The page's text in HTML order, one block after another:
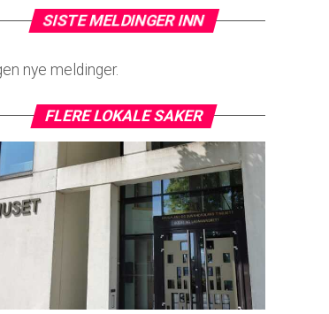
SISTE MELDINGER INN
nye meldinger.
FLERE LOKALE SAKER